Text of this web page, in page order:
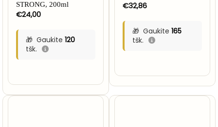
STRONG, 200ml
€24,00
Gaukite 120
tšk.
€32,86
Gaukite 165
tšk.